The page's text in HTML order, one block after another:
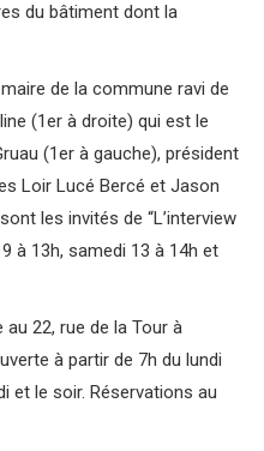
du bâtiment dont la
de la commune ravi de
(1er à droite) qui est le
(1er à gauche), président
Loir Lucé Bercé et Jason
les invités de “L’interview
à 13h, samedi 13 à 14h et
au 22, rue de la Tour à
à partir de 7h du lundi
et le soir. Réservations au